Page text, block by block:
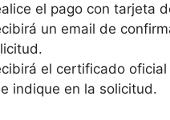
el pago con tarjeta
un email de
el certificado oficial
indique en la solicitud.